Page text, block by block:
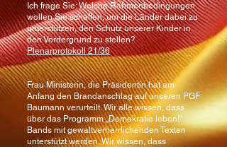
Ich frage Sie: Welche Rahmenbedingungen
wollen Sie schaffen, um die Länder dabei zu
unterstützen, den Schutz unserer Kinder in
den Vordergrund zu stellen?
Plenarprotokoll 21/36
Frau Ministerin, die Präsidentin hat am
Anfang den Brandanschlag auf unseren PGF
Baumann verurteilt. Wir alle wissen, dass
über das Programm „Demokratie leben!“
Bands mit gewaltverherrlichenden Texten
unterstützt werden. Wir wissen, dass